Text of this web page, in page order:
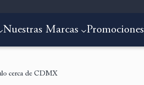
Nuestras Marcas Promociones
cerca de CDMX